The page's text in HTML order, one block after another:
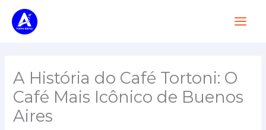
Pular
para
A História do Café Tortoni: O
Café Mais Icônico de Buenos
Aires